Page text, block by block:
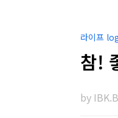
라이프
참!
by